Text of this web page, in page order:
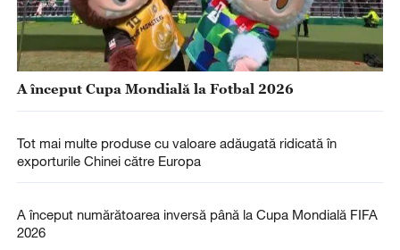
A început Cupa Mondială la Fotbal 2026
Tot mai multe produse cu valoare adăugată ridicată în
exporturile Chinei către Europa
A început numărătoarea inversă până la Cupa Mondială FIFA
2026